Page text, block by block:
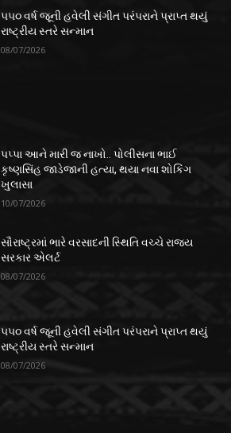
૫૫૦ વર્ષ જૂની હવેલી સંગીત પરંપરાને પ્રાપ્ત થયું
રાષ્ટ્રીય સ્તરે સન્માન
08/07/2026
પપ્પા આને મારી જ નાખો.. પોલીસના ભાઈ
કૃષ્ણસિંહ જાડેજાની હત્યા, થયા નવા શોકિંગ
ખુલાસા
10/07/2026
સૌરાષ્ટ્રમાં ભારે વરસાદની સ્થિતિ વચ્ચે રાજ્ય
સરકાર એલર્ટ
08/07/2026
૫૫૦ વર્ષ જૂની હવેલી સંગીત પરંપરાને પ્રાપ્ત થયું
રાષ્ટ્રીય સ્તરે સન્માન
08/07/2026